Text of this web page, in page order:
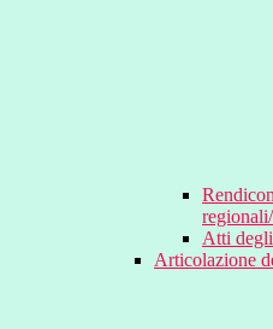
Atti
Articolazione